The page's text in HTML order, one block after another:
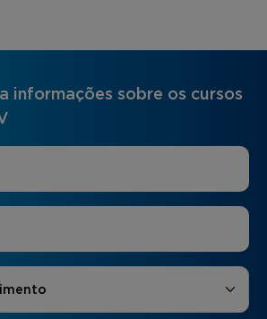
informações sobre os cursos